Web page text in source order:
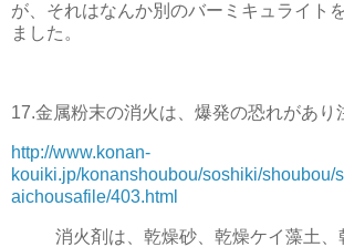
が、それはなんか別のバーミキュライト
ました。
17.金属粉末の消火は、爆発の恐れがあり
http://www.konan-
kouiki.jp/konanshoubou/soshiki/shoubou/
aichousafile/403.html
消火剤は、乾燥砂、乾燥ケイ藻土、